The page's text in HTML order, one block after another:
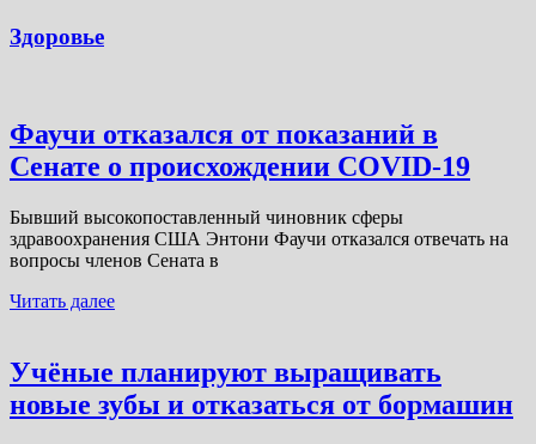
Здоровье
Фаучи отказался от показаний в
Сенате о происхождении COVID-19
Бывший высокопоставленный чиновник сферы
здравоохранения США Энтони Фаучи отказался отвечать на
вопросы членов Сената в
Читать далее
Учёные планируют выращивать
новые зубы и отказаться от бормашин